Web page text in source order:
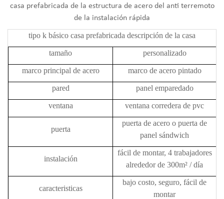
casa prefabricada de la estructura de acero del anti terremoto
de la instalación rápida
tipo k básico casa prefabricada descripción de la casa
tamaño personalizado
marco principal de acero marco de acero pintado
pared panel emparedado
ventana ventana corredera de pvc
puerta
puerta de acero o puerta de
panel sándwich
instalación
fácil de montar, 4 trabajadores
alrededor de 300m² / día
caracteristicas
bajo costo, seguro, fácil de
montar